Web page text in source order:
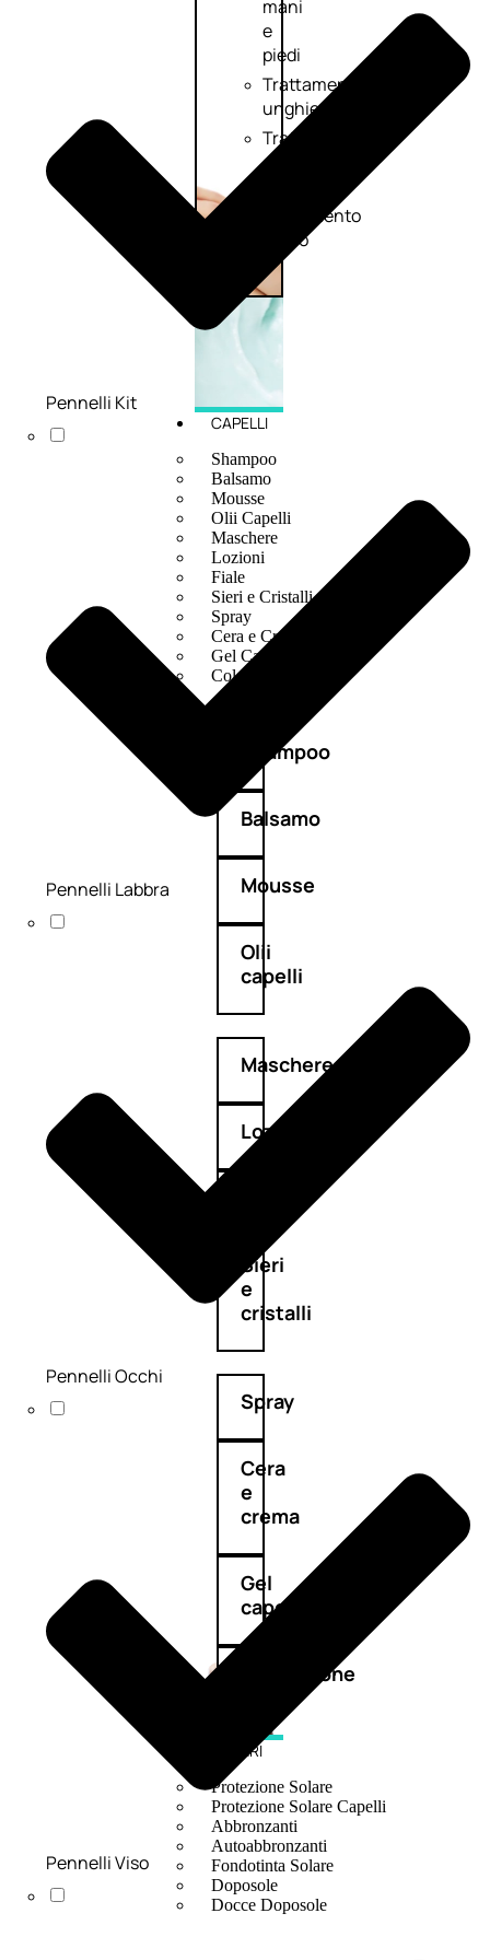
mani
e
piedi
Trattamento
unghie
Trattamento
anticellulite
trattamento
corpo
CAPELLI
Shampoo
Balsamo
Mousse
Olii Capelli
Maschere
Lozioni
Fiale
Sieri e Cristalli
Spray
Cera e Crema
Gel Capelli
Colorazione
Shampoo
Balsamo
Mousse
Olii
capelli
Maschere
Lozioni
Sieri
e
cristalli
Spray
Cera
e
crema
Gel
capelli
Colorazione
SOLARI
Protezione Solare
Protezione Solare Capelli
Abbronzanti
Autoabbronzanti
Fondotinta Solare
Doposole
Docce Doposole
Pennelli Kit
Pennelli Labbra
Pennelli Occhi
Pennelli Viso